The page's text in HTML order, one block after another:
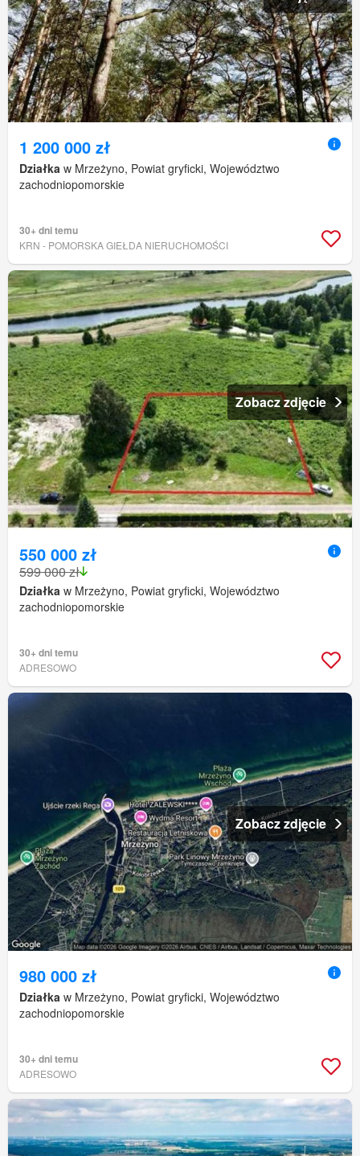
1 200 000 zł
Działka w Mrzeżyno, Powiat gryficki, Województwo
zachodniopomorskie
30+ dni temu
KRN - POMORSKA GIEŁDA NIERUCHOMOŚCI
Zobacz zdjęcie
550 000 zł
599 000 zł
Działka w Mrzeżyno, Powiat gryficki, Województwo
zachodniopomorskie
30+ dni temu
ADRESOWO
Zobacz zdjęcie
980 000 zł
Działka w Mrzeżyno, Powiat gryficki, Województwo
zachodniopomorskie
30+ dni temu
ADRESOWO